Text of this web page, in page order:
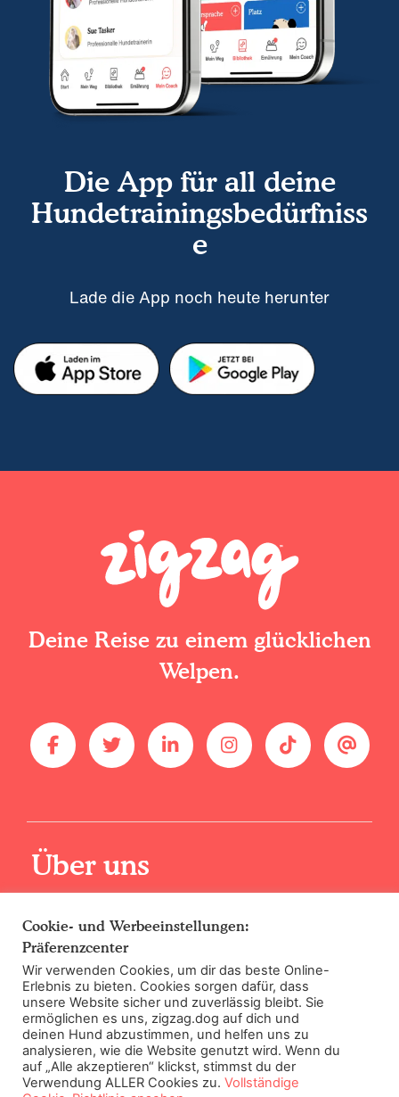
Die App für all deine
Hundetrainingsbedürfniss
e
Lade die App noch heute herunter
Deine Reise zu einem glücklichen
Welpen.
Über uns
Fachwissen
Trainingsprinzipien
Lerne unsere Experten kennen
Cookie- und Werbeeinstellungen:
Präferenzcenter
Wir verwenden Cookies, um dir das beste Online-
Erlebnis zu bieten. Cookies sorgen dafür, dass
unsere Website sicher und zuverlässig bleibt. Sie
ermöglichen es uns, zigzag.dog auf dich und
deinen Hund abzustimmen, und helfen uns zu
analysieren, wie die Website genutzt wird. Wenn du
auf „Alle akzeptieren“ klickst, stimmst du der
Verwendung ALLER Cookies zu. Vollständige